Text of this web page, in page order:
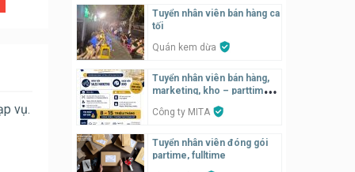
vụ.
Tuyển nhân viên bán hàng ca
tối
Quán kem dừa
Tuyển nhân viên bán hàng,
marketing, kho – parttime,
Công ty MITA
Tuyển nhân viên đóng gói
partime, fulltime